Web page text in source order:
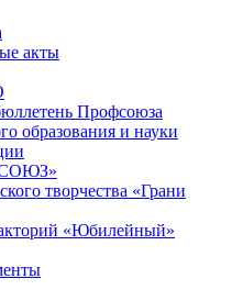
акты
Профсоюза
образования и науки
творчества «Грани
«Юбилейный»